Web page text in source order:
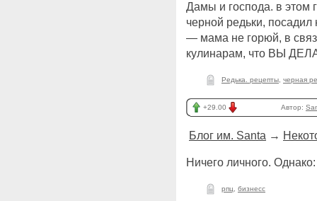
Дамы и господа. в этом
черной редьки,
— мама не горюй, в
кулинарам, что ВЫ
Редька. рецепты черная
+29.00 Автор:
Блог им. Santa →
Ничего личного.
рпц бизнесс